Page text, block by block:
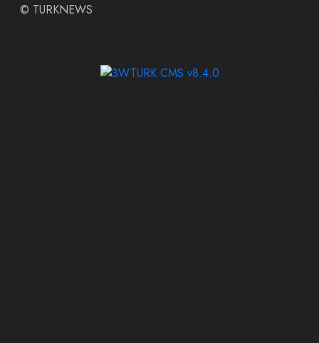
© TURKNEWS